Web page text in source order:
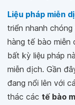
Liệu pháp miễn
triển nhanh
hàng tế bào miễn
bất kỳ liệu pháp
miễn dịch. Gần
đang nổi lên với
thác các tế bào